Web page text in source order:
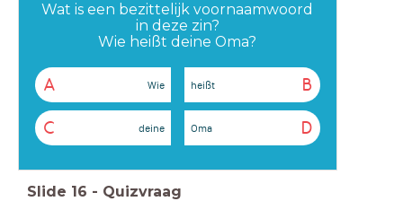
Wat is een bezittelijk voornaamwoord
in deze zin?
Wie heißt deine Oma?
A Wie B
heißt
C deine D
Oma
Slide 16 - Quizvraag